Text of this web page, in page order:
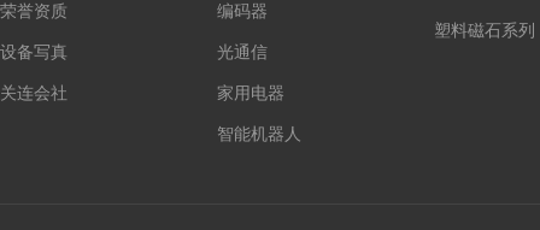
荣誉资质
设备写真
关连会社
编码器
光通信
家用电器
智能机器人
塑料磁石系列